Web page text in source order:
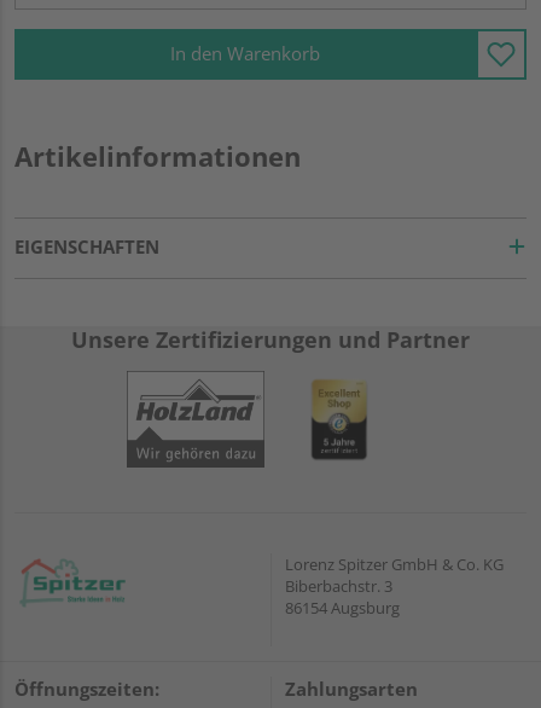
In den Warenkorb
Artikelinformationen
EIGENSCHAFTEN
Unsere Zertifizierungen und Partner
Lorenz Spitzer GmbH & Co. KG
Biberbachstr. 3
86154 Augsburg
Öffnungszeiten: Zahlungsarten